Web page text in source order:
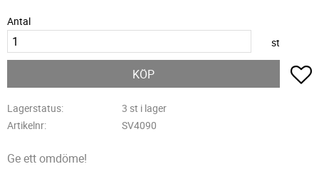
Antal
st
KÖP
Lagerstatus
3 st i lager
Artikelnr
SV4090
Ge ett omdöme!